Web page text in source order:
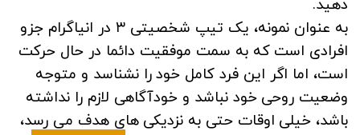
به عنوان نمونه، یک تیپ شخصیتی ۳ در انیاگرام جزو
افرادی است که به سمت موفقیت دائما در حال حرکت
است، اما اگر این فرد کامل خود را نشناسد و متوجه
وضعیت روحی خود نباشد و خودآگاهی لازم را نداشته
باشد، خیلی اوقات حتی به نزدیکی های هدف می رسد،